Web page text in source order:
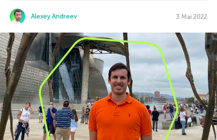
Alexey Andreev 3 Mai 2022